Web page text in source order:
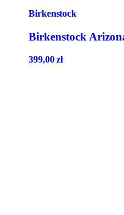
Birkenstock
Birkenstock
399,00zł